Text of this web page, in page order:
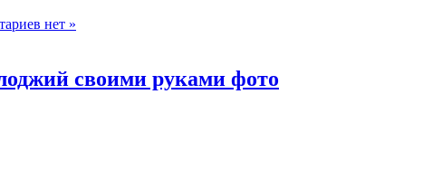
нет »
своими руками фото